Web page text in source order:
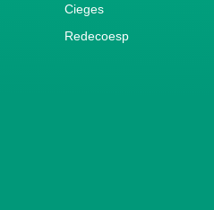
Cieges
Redecoesp